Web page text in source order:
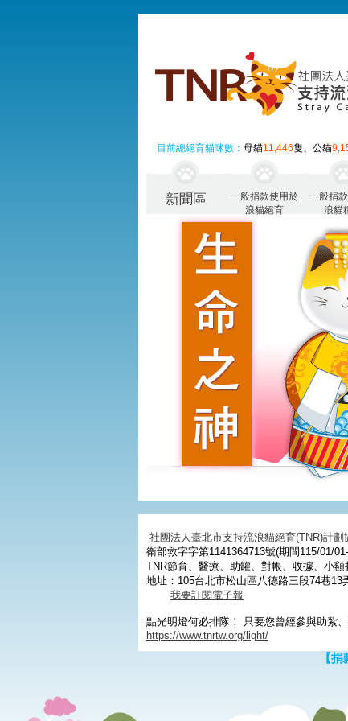
目前總絕育貓咪數： 母貓11,446隻、公貓
新聞區
一般捐款使用於
浪貓絕育
一般捐
浪貓
社團法人臺北市支持流浪貓絕育(TNR)計劃
衛部救字字第1141364713號(期間115/01/
TNR節育、醫療、助罐、對帳、收據、小
地址：105台北市松山區八德路三段74巷13
我要訂閱電子報
點光明燈何必排隊！ 只要您曾經參與助紮
https://www.tnrtw.org/light/
【